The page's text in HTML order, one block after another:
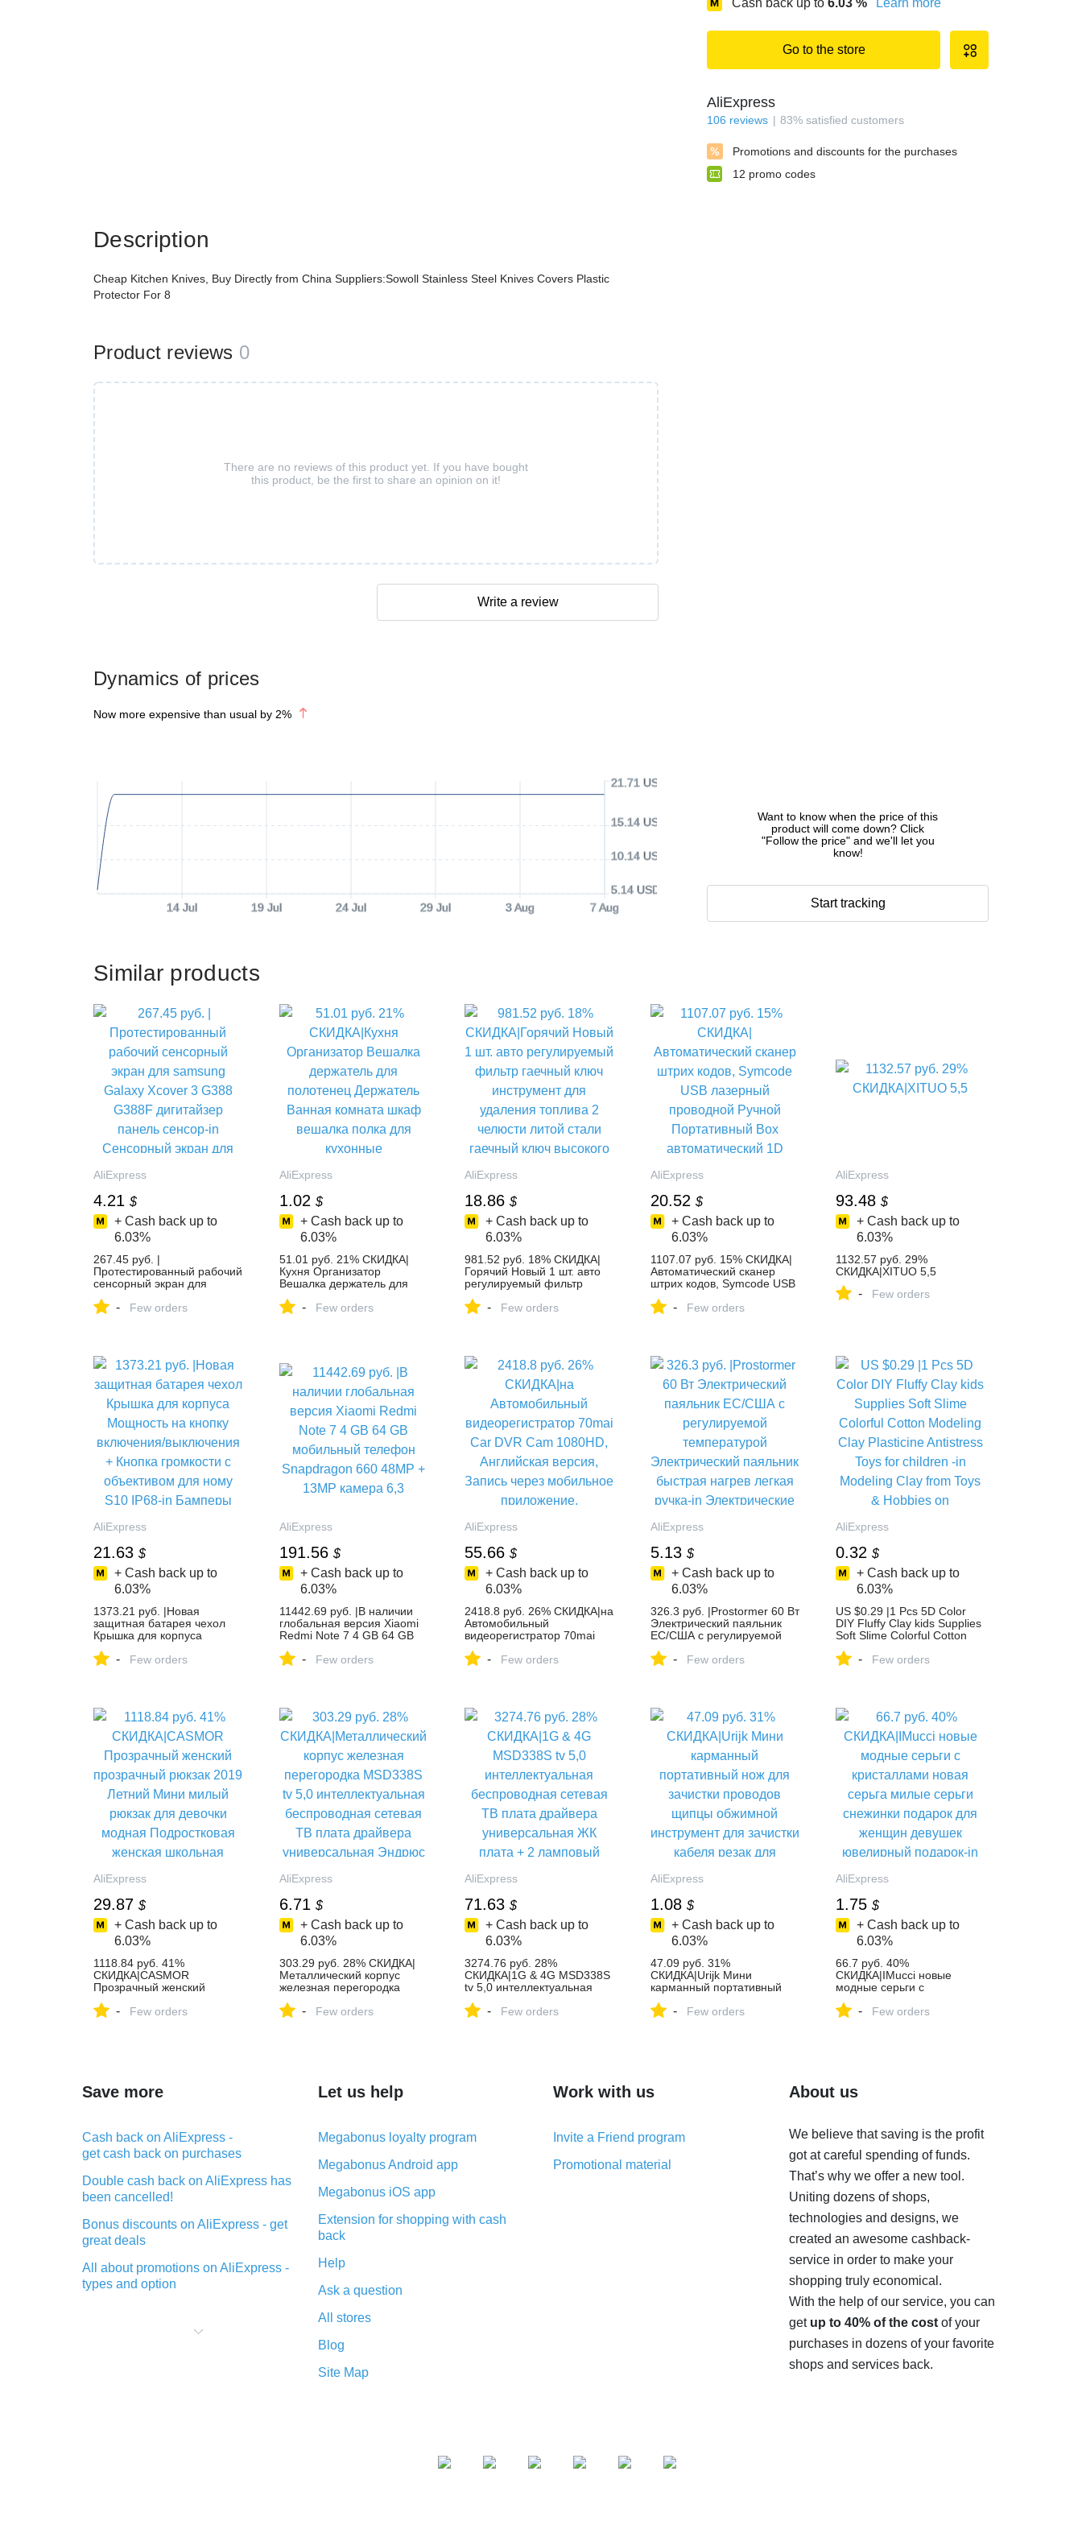
Cash back up to 6.03 % Learn more
Go to the store
AliExpress
106 reviews 83% satisfied customers
Promotions and discounts for the purchases
12 promo codes
Dynamics of prices
Now more expensive than usual by 2%
14 Jul 19 Jul 24 Jul 29 Jul 3 Aug 7 Aug
5.14 USD
10.14 USD
15.14 USD
21.71 USD
Want to know when the price of this
product will come down? Click
"Follow the price" and we'll let you
know!
Start tracking
Description
Cheap Kitchen Knives, Buy Directly from China Suppliers:Sowoll Stainless Steel Knives Covers Plastic
Protector For 8
Product reviews 0
There are no reviews of this product yet. If you have bought
this product, be the first to share an opinion on it!
Write a review
Similar products
AliExpress
4.21 $
+ Cash back up to
6.03%
267.45 руб. |
Протестированный рабочий
сенсорный экран для
G388 G388F дигитайзер
Мобильные телефоны и
телекоммуникации on
Aliexpress.com | Alibaba
Group
- Few orders
AliExpress
1.02 $
+ Cash back up to
6.03%
51.01 руб. 21% СКИДКА|
Кухня Организатор
Вешалка держатель для
Ванная комната шкаф
on Aliexpress.com | Alibaba
Group
- Few orders
AliExpress
18.86 $
+ Cash back up to
6.03%
981.52 руб. 18% СКИДКА|
Горячий Новый 1 шт. авто
регулируемый фильтр
для удаления топлива 2
фильтр инструмент для
удаления from Автомобили
и мотоциклы on
Aliexpress.com | Alibaba
Group
- Few orders
AliExpress
20.52 $
+ Cash back up to
6.03%
1107.07 руб. 15% СКИДКА|
Автоматический сканер
штрих кодов, Symcode USB
Ручной Портативный Box
офис on Aliexpress.com |
Alibaba Group
- Few orders
AliExpress
93.48 $
+ Cash back up to
6.03%
1132.57 руб. 29%
СКИДКА|XITUO 5,5
- Few orders
AliExpress
21.63 $
+ Cash back up to
6.03%
1373.21 руб. |Новая
защитная батарея чехол
Крышка для корпуса
включения/выключения +
Мобильные телефоны и
телекоммуникации on
Aliexpress.com | Alibaba
Group
- Few orders
AliExpress
191.56 $
+ Cash back up to
6.03%
11442.69 руб. |В наличии
глобальная версия Xiaomi
Redmi Note 7 4 GB 64 GB
Snapdragon 660 48MP +
- Few orders
AliExpress
55.66 $
+ Cash back up to
6.03%
2418.8 руб. 26% СКИДКА|на
Автомобильный
видеорегистратор 70mai
Английская версия, Запись
Видеорегистратор from
Автомобили и мотоциклы
on Aliexpress.com | Alibaba
Group
- Few orders
AliExpress
5.13 $
+ Cash back up to
6.03%
326.3 руб. |Prostormer 60 Вт
Электрический паяльник
ЕС/США с регулируемой
Электрический паяльник
Aliexpress.com | Alibaba
Group
- Few orders
AliExpress
0.32 $
+ Cash back up to
6.03%
US $0.29 |1 Pcs 5D Color
DIY Fluffy Clay kids Supplies
Soft Slime Colorful Cotton
Antistress Toys for children -
- Few orders
AliExpress
29.87 $
+ Cash back up to
6.03%
1118.84 руб. 41%
СКИДКА|CASMOR
Прозрачный женский
Летний Мини милый рюкзак
- Few orders
AliExpress
6.71 $
+ Cash back up to
6.03%
303.29 руб. 28% СКИДКА|
Металлический корпус
железная перегородка
интеллектуальная
аудиосистем from Бытовая
электроника on
- Few orders
AliExpress
71.63 $
+ Cash back up to
6.03%
3274.76 руб. 28%
СКИДКА|1G & 4G MSD338S
tv 5,0 интеллектуальная
плата драйвера
Aliexpress.com | Alibaba
- Few orders
AliExpress
1.08 $
+ Cash back up to
6.03%
47.09 руб. 31%
СКИДКА|Urijk Мини
карманный портативный
щипцы обжимной
- Few orders
AliExpress
1.75 $
+ Cash back up to
6.03%
66.7 руб. 40%
СКИДКА|IMucci новые
модные серьги с
милые серьги снежинки
Group
- Few orders
Save more
Cash back on AliExpress -
get cash back on purchases
Double cash back on AliExpress has
been cancelled!
Bonus discounts on AliExpress - get
great deals
All about promotions on AliExpress -
types and option
purchases on AliExpress - short and
Let us help
Megabonus loyalty program
Megabonus Android app
Megabonus iOS app
Extension for shopping with cash
back
Help
Ask a question
All stores
Blog
Site Map
Work with us
Invite a Friend program
Promotional material
About us
We believe that saving is the profit
got at careful spending of funds.
That’s why we offer a new tool.
Uniting dozens of shops,
technologies and designs, we
created an awesome cashback-
service in order to make your
shopping truly economical.
With the help of our service, you can
get up to 40% of the costof your
purchases in dozens of your favorite
shops and services back.